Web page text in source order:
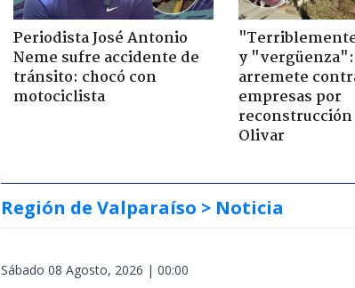
Periodista José Antonio
Neme sufre accidente de
tránsito: chocó con
motociclista
y "vergüenza":
arremete
empresas por
Olivar
Región de Valparaíso > Noticia
Sábado 08 Agosto, 2026 | 00:00